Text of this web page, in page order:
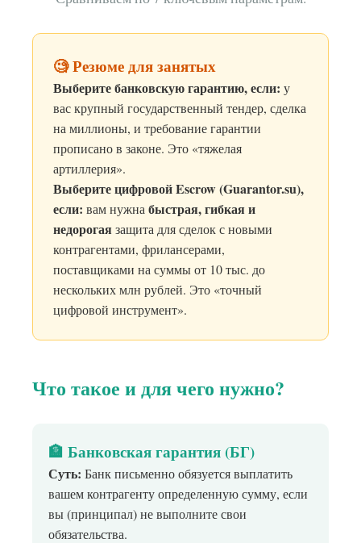
🧐 Резюме для занятых
Выберите банковскую гарантию, если: у
вас крупный государственный тендер, сделка
на миллионы, и требование гарантии
прописано в законе. Это «тяжелая
артиллерия».
Выберите цифровой Escrow (Guarantor.su),
если: вам нужна быстрая, гибкая и
недорогаязащита для сделок с новыми
контрагентами, фрилансерами,
поставщиками на суммы от 10 тыс. до
нескольких млн рублей. Это «точный
цифровой инструмент».
Что такое и для чего нужно?
🏦 Банковская гарантия (БГ)
Суть: Банк письменно обязуется выплатить
вашем контрагенту определенную сумму, если
вы (принципал) не выполните свои
обязательства.